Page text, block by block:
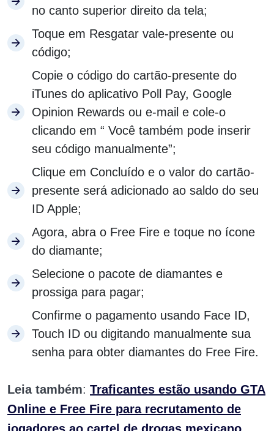
no canto superior direito da tela;
Toque em Resgatar vale-presente ou
código;
Copie o código do cartão-presente do
iTunes do aplicativo Poll Pay, Google
Opinion Rewards ou e-mail e cole-o
clicando em “ Você também pode inserir
seu código manualmente”;
Clique em Concluído e o valor do cartão-
presente será adicionado ao saldo do seu
ID Apple;
Agora, abra o Free Fire e toque no ícone
do diamante;
Selecione o pacote de diamantes e
prossiga para pagar;
Confirme o pagamento usando Face ID,
Touch ID ou digitando manualmente sua
senha para obter diamantes do Free Fire.
Leia também: Traficantes estão usando GTA
Online e Free Fire para recrutamento de